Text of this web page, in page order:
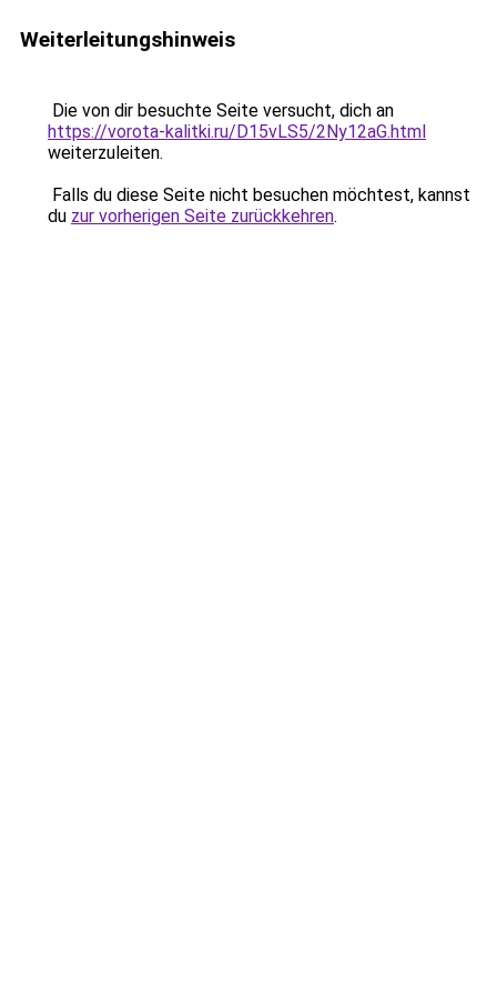
Weiterleitungshinweis
Die von dir besuchte Seite versucht, dich an
https://vorota-kalitki.ru/D15vLS5/2Ny12aG.html
weiterzuleiten.
Falls du diese Seite nicht besuchen möchtest, kannst
du zur vorherigen Seite zurückkehren.